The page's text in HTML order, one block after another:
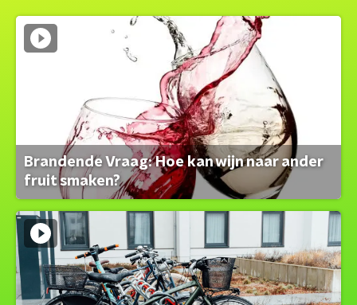
Brandende Vraag: Hoe kan wijn naar ander
fruit smaken?